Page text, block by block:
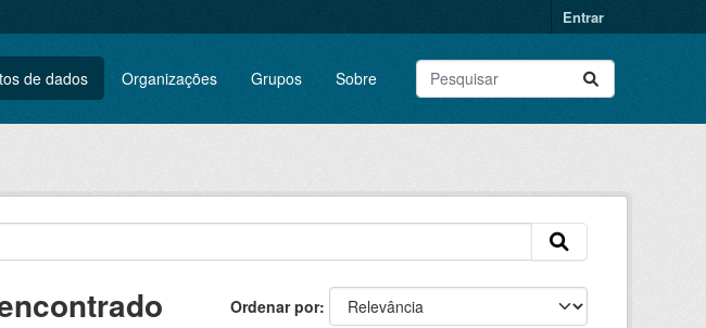
Entrar
de dados Organizações Grupos Sobre
Ordenar por